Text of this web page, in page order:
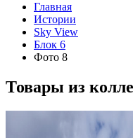
Главная
Истории
Sky View
Блок 6
Фото 8
Товары из